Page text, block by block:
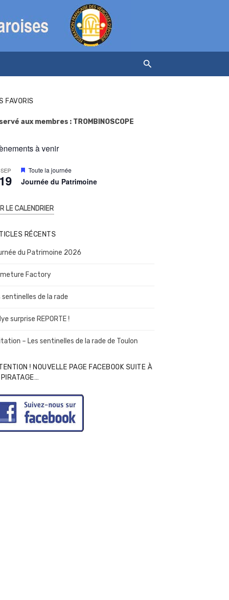
FAVORIS
aux membres : TROMBINOSCOPE
à venir
SEP
19
M
s
a
v
n
Toute la journée
Journée du Patrimoine
LE CALENDRIER
RÉCENTS
du Patrimoine 2026
Factory
sentinelles de la rade
surprise REPORTE !
– Les sentinelles de la rade de Toulon
! NOUVELLE PAGE FACEBOOK SUITE À